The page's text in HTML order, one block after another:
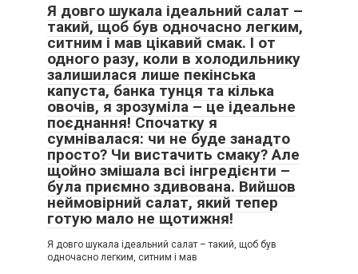
Я довго шукала ідеальний салат –
такий, щоб був одночасно легким,
ситним і мав цікавий смак. І от
одного разу, коли в холодильнику
залишилася лише пекінська
капуста, банка тунця та кілька
овочів, я зрозуміла – це ідеальне
поєднання! Спочатку я
сумнівалася: чи не буде занадто
просто? Чи вистачить смаку? Але
щойно змішала всі інгредієнти –
була приємно здивована. Вийшов
неймовірний салат, який тепер
готую мало не щотижня!
Я довго шукала ідеальний салат – такий, щоб був
одночасно легким, ситним і мав